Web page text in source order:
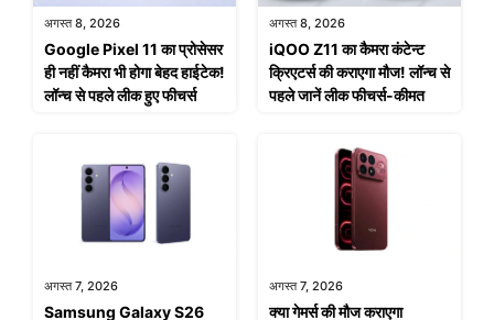
अगस्त 8, 2026
Google Pixel 11 का प्रोसेसर
ही नहीं कैमरा भी होगा बेहद हाईटेक!
लॉन्च से पहले लीक हुए फीचर्स
अगस्त 8, 2026
iQOO Z11 का कैमरा कंटेन्ट
क्रिएटर्स की कराएगा मौज! लॉन्च से
पहले जानें लीक फीचर्स-कीमत
अगस्त 7, 2026
Samsung Galaxy S26
अगस्त 7, 2026
क्या गेमर्स की मौज कराएगा